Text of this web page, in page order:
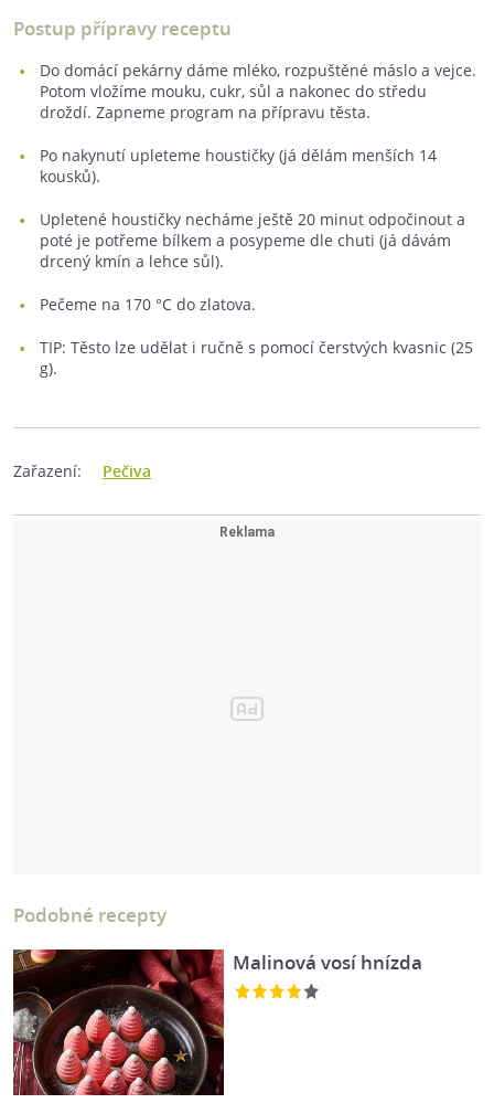
Postup přípravy receptu
Do domácí pekárny dáme mléko, rozpuštěné máslo a vejce.
Potom vložíme mouku, cukr, sůl a nakonec do středu
droždí. Zapneme program na přípravu těsta.
Po nakynutí upleteme houstičky (já dělám menších 14
kousků).
Upletené houstičky necháme ještě 20 minut odpočinout a
poté je potřeme bílkem a posypeme dle chuti (já dávám
drcený kmín a lehce sůl).
Pečeme na 170 °C do zlatova.
TIP: Těsto lze udělat i ručně s pomocí čerstvých kvasnic (25
g).
Zařazení: Pečiva
Podobné recepty
Malinová vosí hnízda